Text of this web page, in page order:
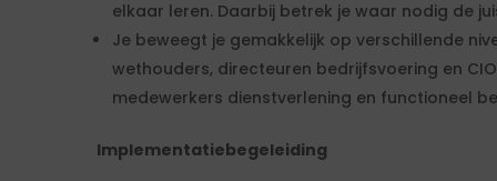
elkaar leren. Daarbij betrek je waar nodig de
Je beweegt je gemakkelijk op verschillende
wethouders, directeuren bedrijfsvoering en
medewerkers dienstverlening en functioneel
Implementatiebegeleiding